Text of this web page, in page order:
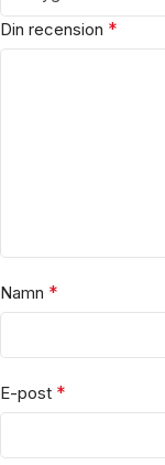
Din recension *
Namn *
E-post *